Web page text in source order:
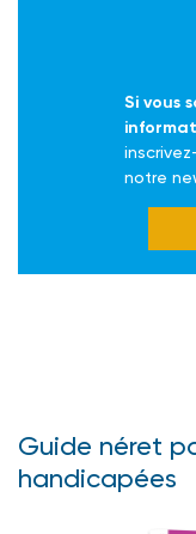
Si vous
notre
Guide néret
handicapées